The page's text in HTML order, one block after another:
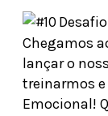
Chegamos
lançar o
treinarmos
Emocional!